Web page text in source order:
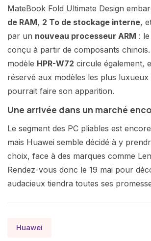
MateBook Fold Ultimate Design
de RAM, 2 To de stockage interne,
par un nouveau processeur ARM : le
conçu à partir de composants
modèle HPR-W72 circule également,
réservé aux modèles les plus luxueux
pourrait faire son apparition.
Une arrivée dans un marché
Le segment des PC pliables est
mais Huawei semble décidé à y
choix, face à des marques comme
Rendez-vous donc le 19 mai pour
audacieux tiendra toutes ses
Huawei